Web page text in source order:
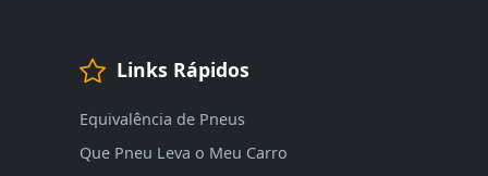
Links Rápidos
Equivalência de Pneus
Que Pneu Leva o Meu Carro